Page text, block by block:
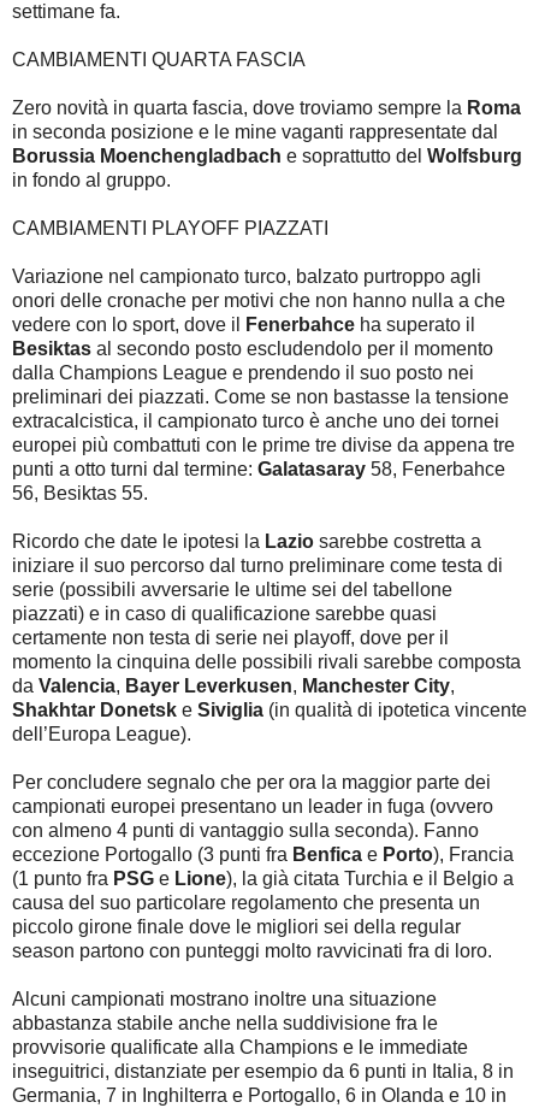
settimane fa.
CAMBIAMENTI QUARTA FASCIA
Zero novità in quarta fascia, dove troviamo sempre la Roma
in seconda posizione e le mine vaganti rappresentate dal
Borussia Moenchengladbach e soprattutto del Wolfsburg
in fondo al gruppo.
CAMBIAMENTI PLAYOFF PIAZZATI
Variazione nel campionato turco, balzato purtroppo agli
onori delle cronache per motivi che non hanno nulla a che
vedere con lo sport, dove il
Fenerbahce ha superato il
Besiktas al secondo posto escludendolo per il momento
dalla Champions League e prendendo il suo posto nei
preliminari dei piazzati. Come se non bastasse la tensione
extracalcistica, il campionato turco è anche uno dei tornei
europei più combattuti con le prime tre divise da appena tre
punti a otto turni dal termine: Galatasaray 58, Fenerbahce
56, Besiktas 55.
Ricordo che date le ipotesi la Lazio sarebbe costretta a
iniziare il suo percorso dal turno preliminare come testa di
serie (possibili avversarie le ultime sei del tabellone
piazzati) e in caso di qualificazione sarebbe quasi
certamente non testa di serie nei playoff, dove per il
momento la cinquina delle possibili rivali sarebbe composta
da Valencia, Bayer Leverkusen, Manchester City,
Shakhtar Donetsk e Siviglia (in qualità di ipotetica vincente
dell’Europa League).
Per concludere segnalo che per ora la maggior parte dei
campionati europei presentano un leader in fuga (ovvero
con almeno 4 punti di vantaggio sulla seconda). Fanno
eccezione Portogallo (3 punti fra Benfica e Porto), Francia
(1 punto fra PSG e Lione), la già citata Turchia e il Belgio a
causa del suo particolare regolamento che presenta un
piccolo girone finale dove le migliori sei della regular
season partono con punteggi molto ravvicinati fra di loro.
Alcuni campionati mostrano inoltre una situazione
abbastanza stabile anche nella suddivisione fra le
provvisorie qualificate alla Champions e le immediate
inseguitrici, distanziate per esempio da 6 punti in Italia, 8 in
Germania, 7 in Inghilterra e Portogallo, 6 in Olanda e 10 in